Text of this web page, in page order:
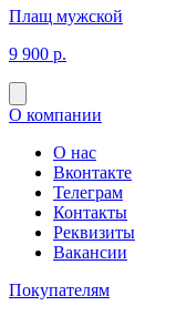
Плащ мужской
9 900 р.
О компании
О нас
Вконтакте
Телеграм
Контакты
Реквизиты
Вакансии
Покупателям